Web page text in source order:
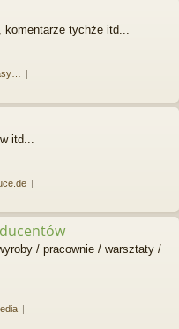
tychże itd...
itd...
/ pracownie / warsztaty /